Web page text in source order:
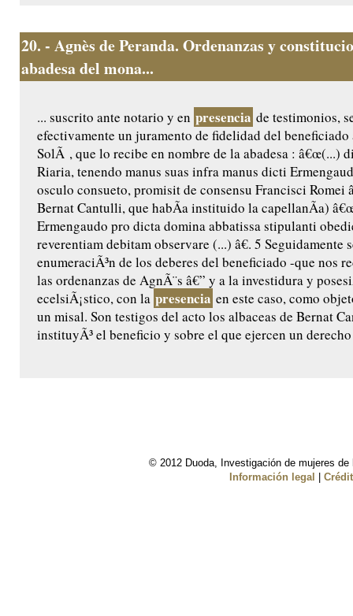
20. - Agnès de Peranda. Ordenanzas y
abadesa del mona...
... suscrito ante notario y en presencia de testimonios,
efectivamente un juramento de fidelidad del beneficiado
SolÃ , que lo recibe en nombre de la abadesa : â€œ(...)
Riaria, tenendo manus suas infra manus dicti
osculo consueto, promisit de consensu Francisci Romei
Bernat Cantulli, que habÃ­a instituido la capellanÃ­a)
Ermengaudo pro dicta domina abbatissa stipulanti
reverentiam debitam observare (...) â€. 5 Seguidamente
enumeraciÃ³n de los deberes del beneficiado -que nos
las ordenanzas de AgnÃ¨s â€” y a la investidura y
ecelsiÃ¡stico, con la presencia en este caso, como
un misal. Son testigos del acto los albaceas de Bernat
instituyÃ³ el beneficio y sobre el que ejercen un
© 2012 Duoda, Investigación de mujeres
Información legal